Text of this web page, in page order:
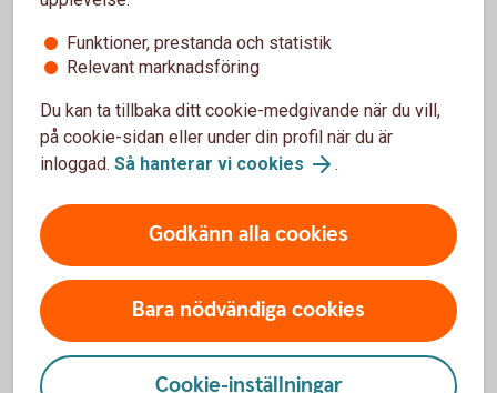
tredje del får du en fördjupning kring hur du kan
minimera riskerna i ditt aktiesparande. Du får även
information om olika verktyg som du kan använda för
kursutveckling baserat på dess historiska
rörelsemönster.
Kom igång med aktier!
Funktioner, prestanda och statistik
Relevant marknadsföring
Du kan ta tillbaka ditt cookie-medgivande när du vill,
på cookie-sidan eller under din profil när du är
inloggad. Så hanterar vi cookies .
Godkänn alla cookies
Bara nödvändiga cookies
Cookie-inställningar